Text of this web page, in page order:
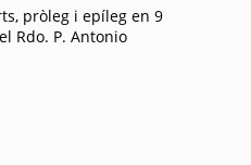
pròleg i epíleg en 9
Rdo. P. Antonio